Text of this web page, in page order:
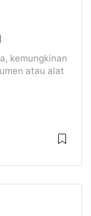
kemungkinan
atau alat